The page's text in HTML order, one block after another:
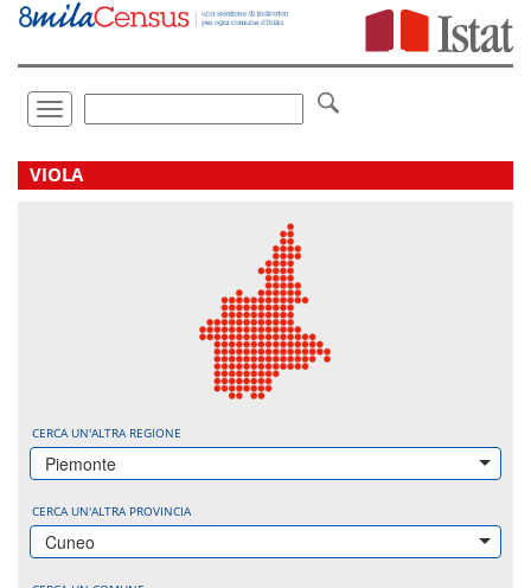
Vai
direttamente
Toggle
navigation
.
VIOLA
CERCA UN'ALTRA REGIONE
Piemonte
CERCA UN'ALTRA PROVINCIA
Cuneo